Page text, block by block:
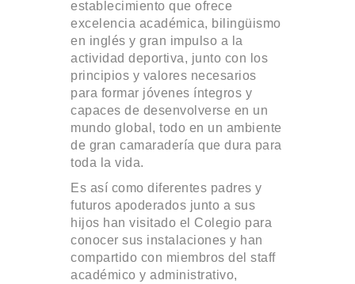
establecimiento que ofrece
excelencia académica, bilingüismo
en inglés y gran impulso a la
actividad deportiva, junto con los
principios y valores necesarios
para formar jóvenes íntegros y
capaces de desenvolverse en un
mundo global, todo en un ambiente
de gran camaradería que dura para
toda la vida.
Es así como diferentes padres y
futuros apoderados junto a sus
hijos han visitado el Colegio para
conocer sus instalaciones y han
compartido con miembros del staff
académico y administrativo,